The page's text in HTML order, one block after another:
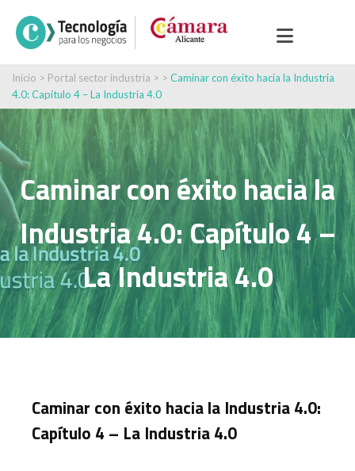
Inicio > Portal sector industria > > Caminar con éxito hacia la Industria
4.0: Capítulo 4 – La Industria 4.0
Caminar con éxito hacia la
Industria 4.0: Capítulo 4 –
La Industria 4.0
Caminar con éxito hacia la Industria 4.0:
Capítulo 4 – La Industria 4.0